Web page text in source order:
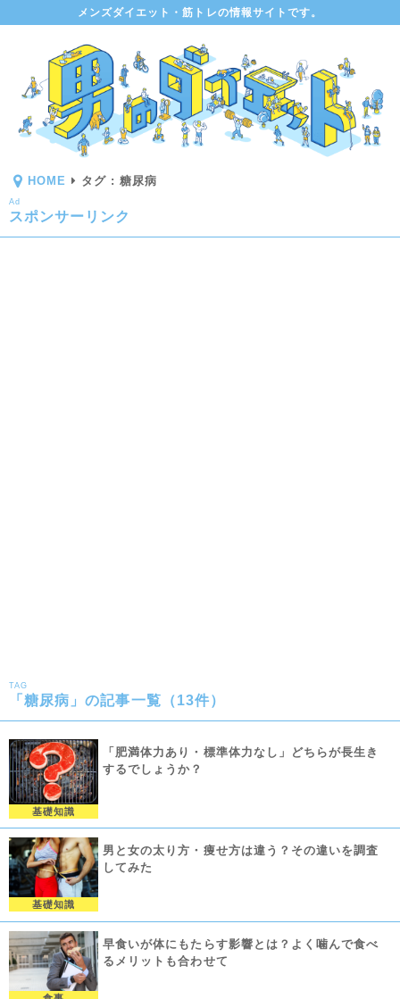
メンズダイエット・筋トレの情報サイトです。
HOME タグ : 糖尿病
Ad
スポンサーリンク
TAG
「糖尿病」の記事一覧（13件）
基礎知識
「肥満体力あり・標準体力なし」どちらが長生き
するでしょうか？
基礎知識
男と女の太り方・痩せ方は違う？その違いを調査
してみた
早食いが体にもたらす影響とは？よく噛んで食べ
るメリットも合わせて